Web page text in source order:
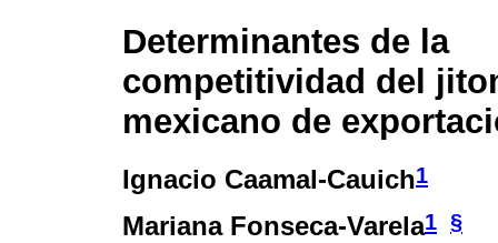
Determinantes de la
competitividad del
mexicano de
Ignacio Caamal-Cauich1
Mariana Fonseca-Varela1 §